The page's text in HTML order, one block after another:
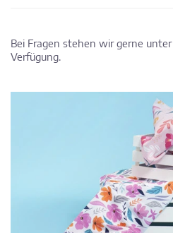
Bei Fragen stehen wir gerne unter
Verfügung.